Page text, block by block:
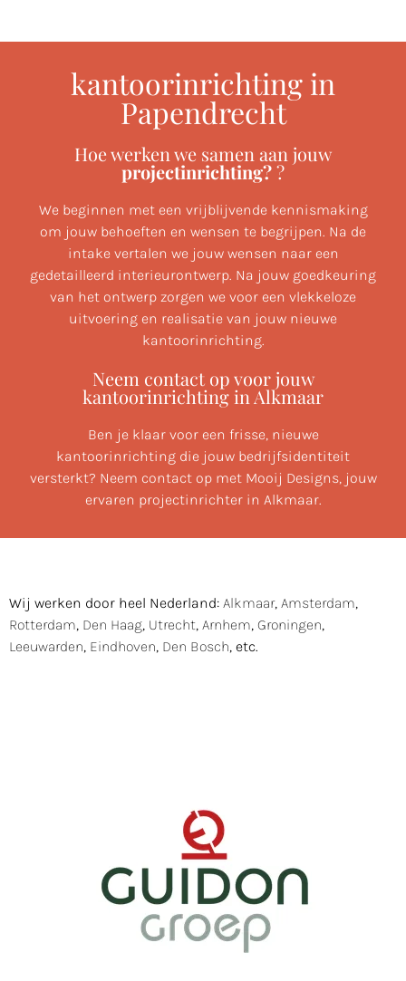
kantoorinrichting in
Papendrecht
Hoe werken we samen aan jouw
projectinrichting??
We beginnen met een vrijblijvende kennismaking
om jouw behoeften en wensen te begrijpen. Na de
intake vertalen we jouw wensen naar een
gedetailleerd interieurontwerp. Na jouw goedkeuring
van het ontwerp zorgen we voor een vlekkeloze
uitvoering en realisatie van jouw nieuwe
kantoorinrichting.
Neem contact op voor jouw
kantoorinrichting in Alkmaar
Ben je klaar voor een frisse, nieuwe
kantoorinrichting die jouw bedrijfsidentiteit
versterkt? Neem contact op met Mooij Designs, jouw
ervaren projectinrichter in Alkmaar.
Wij werken door heel Nederland: Alkmaar, Amsterdam,
Rotterdam, Den Haag, Utrecht, Arnhem, Groningen,
Leeuwarden, Eindhoven, Den Bosch, etc.